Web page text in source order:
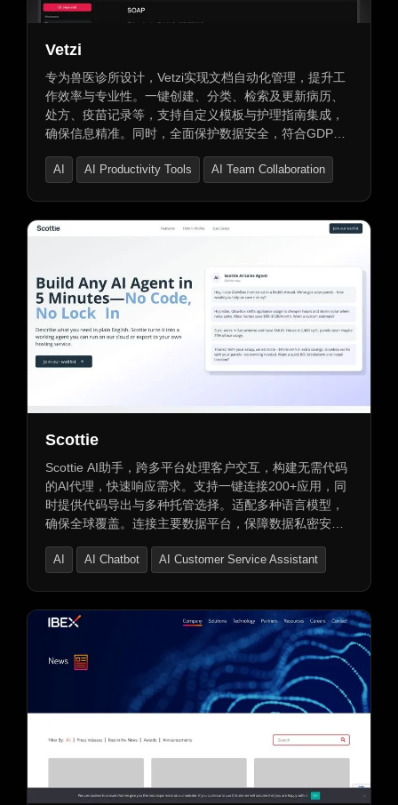
Vetzi
专为兽医诊所设计，Vetzi实现文档自动化管理，提升工
作效率与专业性。一键创建、分类、检索及更新病历、
处方、疫苗记录等，支持自定义模板与护理指南集成，
确保信息精准。同时，全面保护数据安全，符合GDPR
AI AI Productivity Tools AI Team Collaboration
Scottie
Scottie AI助手，跨多平台处理客户交互，构建无需代码
的AI代理，快速响应需求。支持一键连接200+应用，同
时提供代码导出与多种托管选择。适配多种语言模型，
确保全球覆盖。连接主要数据平台，保障数据私密安
更高效便捷。
AI AI Chatbot AI Customer Service Assistant